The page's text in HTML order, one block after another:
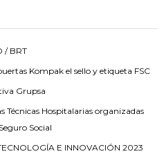
/ BRT
Kompak el sello y etiqueta FSC
Grupsa
Técnicas Hospitalarias organizadas
Social
E INNOVACIÓN 2023